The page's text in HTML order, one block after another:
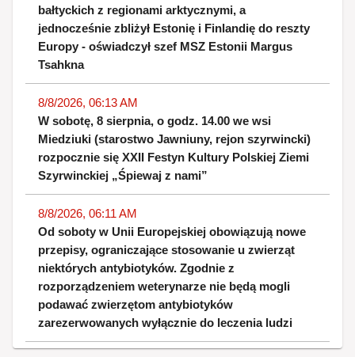
bałtyckich z regionami arktycznymi, a
jednocześnie zbliżył Estonię i Finlandię do reszty
Europy - oświadczył szef MSZ Estonii Margus
Tsahkna
8/8/2026, 06:13 AM
W sobotę, 8 sierpnia, o godz. 14.00 we wsi
Miedziuki (starostwo Jawniuny, rejon szyrwincki)
rozpocznie się XXII Festyn Kultury Polskiej Ziemi
Szyrwinckiej „Śpiewaj z nami”
8/8/2026, 06:11 AM
Od soboty w Unii Europejskiej obowiązują nowe
przepisy, ograniczające stosowanie u zwierząt
niektórych antybiotyków. Zgodnie z
rozporządzeniem weterynarze nie będą mogli
podawać zwierzętom antybiotyków
zarezerwowanych wyłącznie do leczenia ludzi